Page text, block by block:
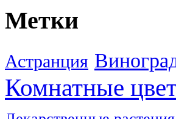
Метки
Астранция
Комнатные